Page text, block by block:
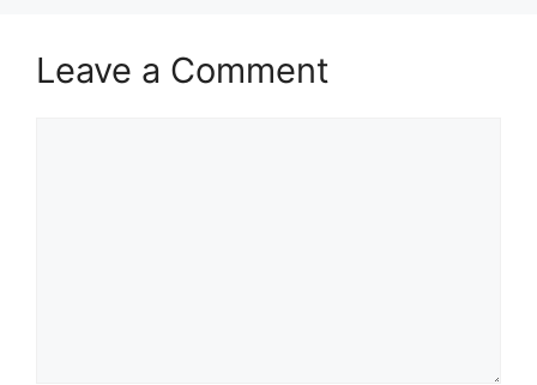
Leave a Comment